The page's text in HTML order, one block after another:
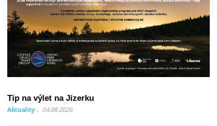
Tip na výlet na Jizerku
Aktuality 04.08.2026